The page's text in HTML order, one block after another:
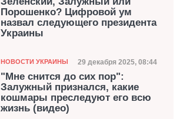
Порошенко? Цифровой ум
назвал следующего президента
Украины
Категория
НОВОСТИ УКРАИНЫ Дата публикации
29 декабря 2025, 08:44
"Мне снится до сих пор":
Залужный признался, какие
кошмары преследуют его всю
жизнь (видео)